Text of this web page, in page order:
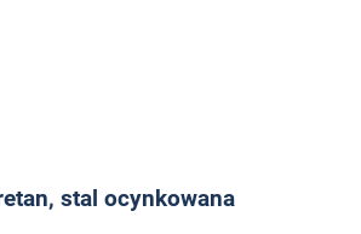
stal ocynkowana